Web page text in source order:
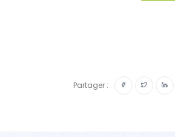
Partager :